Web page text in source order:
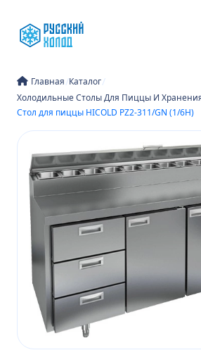
содержимому
Главная/Каталог/
Холодильные Столы Для Пиццы И
Стол для пиццы HICOLD PZ2-311/GN (1/6H)